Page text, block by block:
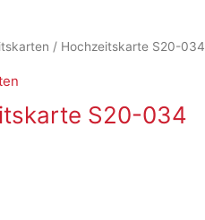
/ Hochzeitskarte S20-034
S20-034